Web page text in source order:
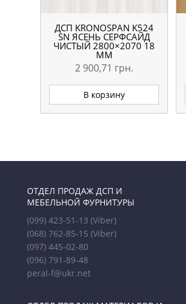
ДСП KRONOSPAN K524
SN ЯСЕНЬ СЕРФСАЙД
ЧИСТЫЙ 2800×2070 18
ММ
2 900,71 грн.
В корзину
ОТДЕЛ ПРОДАЖ ДСП И
МЕБЕЛЬНОЙ ФУРНИТУРЫ
(099) 423-51-13(Viber)
(068) 762-85-15(Viber)
(097) 445-02-80
(096) 791-89-48
peral-f@ukr.net